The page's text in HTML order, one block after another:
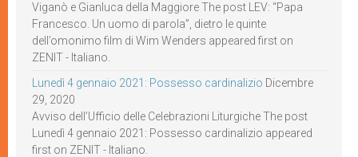
Viganò e Gianluca della Maggiore The post LEV: “Papa
Francesco. Un uomo di parola”, dietro le quinte
dell’omonimo film di Wim Wenders appeared first on
ZENIT - Italiano.
Lunedì 4 gennaio 2021: Possesso cardinalizio Dicembre
29, 2020
Avviso dell’Ufficio delle Celebrazioni Liturgiche The post
Lunedì 4 gennaio 2021: Possesso cardinalizio appeared
first on ZENIT - Italiano.